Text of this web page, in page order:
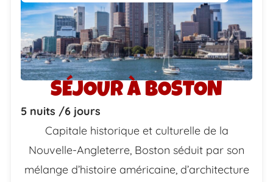
SÉJOUR À BOSTON
5 nuits /6 jours
Capitale historique et culturelle de la
Nouvelle-Angleterre, Boston séduit par son
mélange d’histoire américaine, d’architecture